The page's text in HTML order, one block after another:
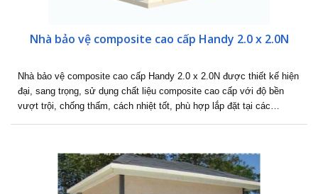
Nhà bảo vệ composite cao cấp Handy 2.0 x 2.0N
Nhà bảo vệ composite cao cấp Handy 2.0 x 2.0N được thiết kế hiện
đại, sang trọng, sử dụng chất liệu composite cao cấp với độ bền
vượt trội, chống thấm, cách nhiệt tốt, phù hợp lắp đặt tại các…